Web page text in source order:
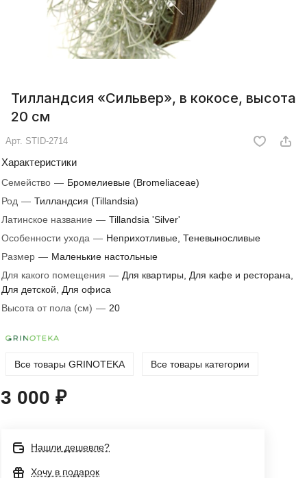
Тилландсия «Сильвер», в кокосе, высота
20 см
Арт. STID-2714
Характеристики
Семейство — Бромелиевые (Bromeliaceae)
Род — Тилландсия (Tillandsia)
Латинское название — Tillandsia 'Silver'
Особенности ухода — Неприхотливые, Теневыносливые
Размер — Маленькие настольные
Для какого помещения — Для квартиры, Для кафе и ресторана,
Для детской, Для офиса
Высота от пола (см) — 20
Все товары GRINOTEKA Все товары категории
3 000 ₽
Нашли дешевле?
Хочу в подарок